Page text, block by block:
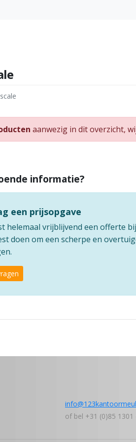
aanwezig in dit overzicht,
informatie?
een prijsopgave
helemaal vrijblijvend een offerte
doen om een scherpe en
of bel +31 (0)85 1301